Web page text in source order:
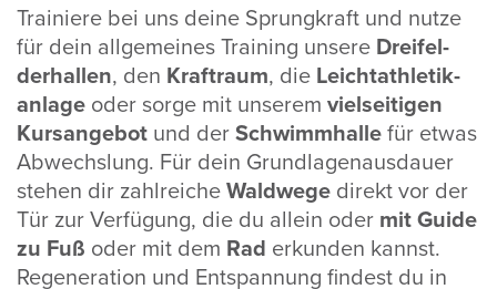
Trai­niere bei uns deine Sprung­kraft und nutze
für dein allge­meines Trai­ning unsere Drei­fel­
der­hallen, den Kraft­raum, die Leicht­ath­le­tik­
an­lage oder sorge mit unserem viel­sei­tigen
Kurs­an­gebot und derSchwimm­hallefür etwas
Abwechs­lung. Für dein Grund­la­gen­aus­dauer
stehen dir zahl­reicheWald­wege direkt vor der
Tür zur Verfü­gung, die du allein oder mit Guide
zu Fuß oder mit dem Rad erkunden kannst.
Rege­ne­ra­tion und Entspan­nung findest du in